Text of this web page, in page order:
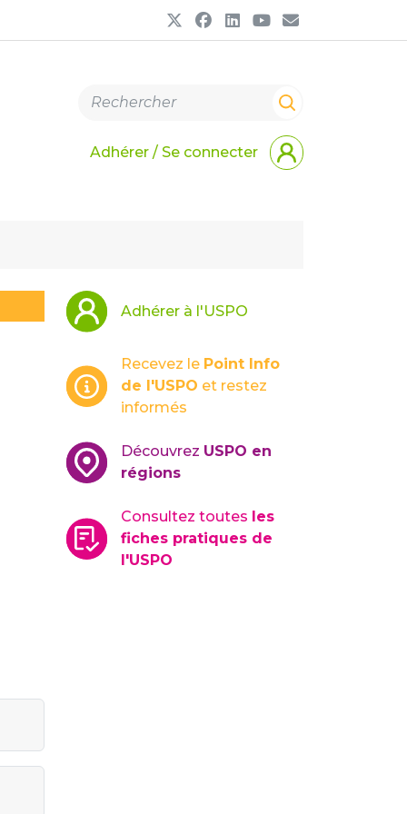
Adhérer / Se connecter
Adhérer à l'USPO
Recevez le Point Info
de l'USPO et restez
informés
Découvrez USPO en
régions
Consultez toutes les
fiches pratiques de
l'USPO